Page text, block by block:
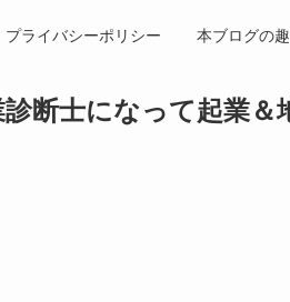
断士になって起業＆
プライバシーポリシー 本ブログの